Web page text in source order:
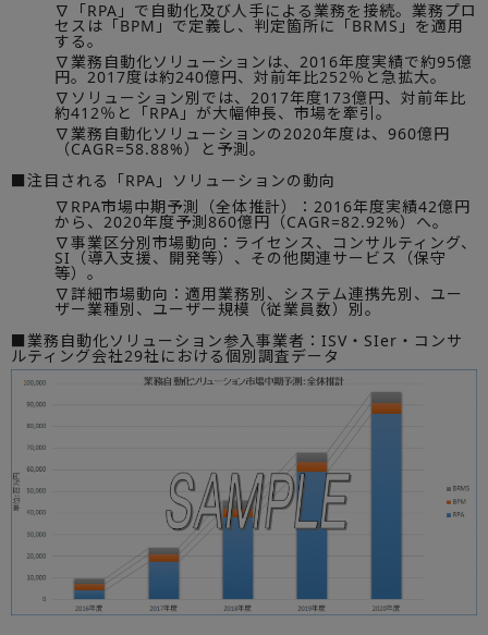
∇「RPA」で自動化及び人手による業務を接続。業務プロ
セスは「BPM」で定義し、判定箇所に「BRMS」を適用
する。
∇業務自動化ソリューションは、2016年度実績で約95億
円。2017度は約240億円、対前年比252％と急拡大。
∇ソリューション別では、2017年度173億円、対前年比
約412％と「RPA」が大幅伸長、市場を牽引。
∇業務自動化ソリューションの2020年度は、960億円
（CAGR=58.88%）と予測。
■注目される「RPA」ソリューションの動向
∇RPA市場中期予測（全体推計）：2016年度実績42億円
から、2020年度予測860億円（CAGR=82.92%）へ。
∇事業区分別市場動向：ライセンス、コンサルティング、
SI（導入支援、開発等）、その他関連サービス（保守
等）。
∇詳細市場動向：適用業務別、システム連携先別、ユー
ザー業種別、ユーザー規模（従業員数）別。
■業務自動化ソリューション参入事業者：ISV・SIer・コンサ
ルティング会社29社における個別調査データ